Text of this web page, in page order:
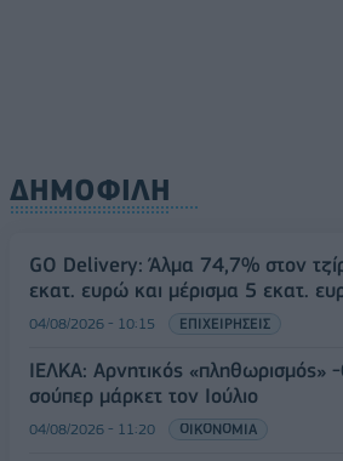
ΔΗΜΟΦΙΛΗ
GO Delivery: Άλμα 74,7% στον
εκατ. ευρώ και μέρισμα 5 εκατ.
04/08/2026 - 10:15 ΕΠΙΧΕΙΡΗΣΕΙΣ
ΙΕΛΚΑ: Αρνητικός «πληθωρισμός»
σούπερ μάρκετ τον Ιούλιο
04/08/2026 - 11:20 ΟΙΚΟΝΟΜΙΑ